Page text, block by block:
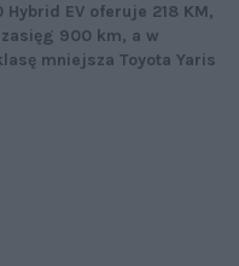
EV oferuje 218 KM,
900 km, a w
mniejsza Toyota Yaris